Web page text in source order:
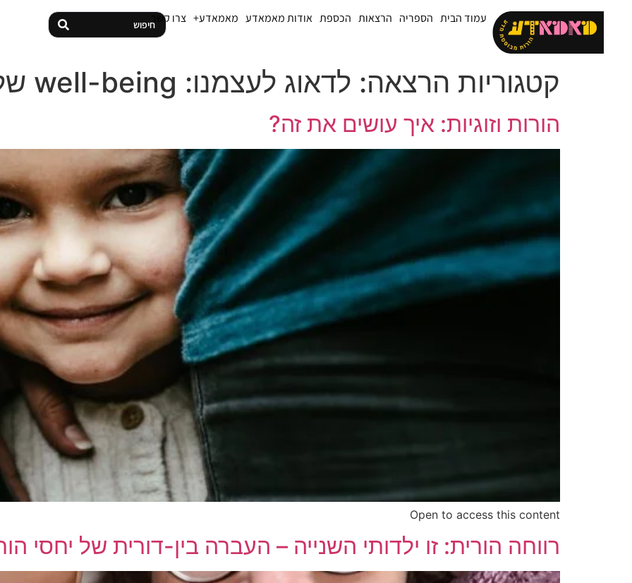
עמוד הבית הספריה הרצאות הכספת אודות מאמאדע מאמאדע+ צרו קשר
קטגוריות הרצאה: לדאוג לעצמנו: well-being של הורים
הורות וזוגיות: איך עושים את זה?
Open to access this content
רווחה הורית: זו ילדותי השנייה – העברה בין-דורית של יחסי